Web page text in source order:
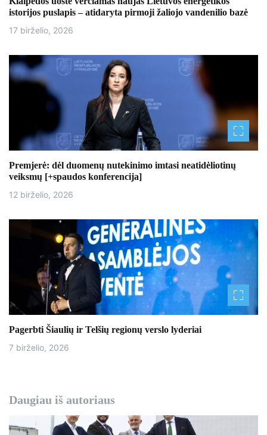
r
į
r
ų
istorijos puslapis – atidaryta pirmoji žaliojo vandenilio bazė
17 birželio, 2026
Premjerė: dėl duomenų nutekinimo imtasi neatidėliotinų
veiksmų [+spaudos konferencija]
12 birželio, 2026
Pagerbti Šiaulių ir Telšių regionų verslo lyderiai
7 birželio, 2026
Daugiau iš autoriaus